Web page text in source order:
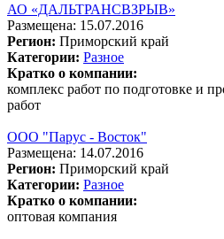
АО «ДАЛЬТРАНСВЗРЫВ»
Размещена: 15.07.2016
Регион: Приморский край
Категории: Разное
Кратко о компании:
комплекс работ по подготовке и
работ
ООО "Парус - Восток"
Размещена: 14.07.2016
Регион: Приморский край
Категории: Разное
Кратко о компании:
оптовая компания